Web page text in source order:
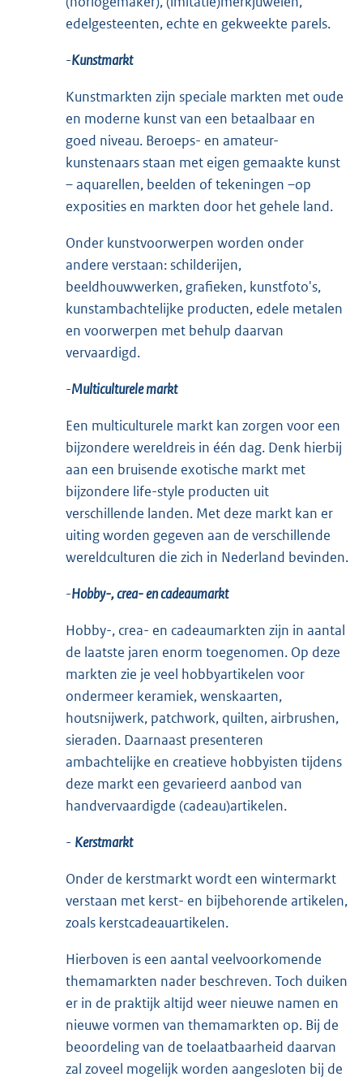
edelgesteenten, echte en gekweekte parels.
-Kunstmarkt
Kunstmarkten zijn speciale markten met oude
en moderne kunst van een betaalbaar en
goed niveau. Beroeps- en amateur-
kunstenaars staan met eigen gemaakte kunst
– aquarellen, beelden of tekeningen –op
exposities en markten door het gehele land.
Onder kunstvoorwerpen worden onder
andere verstaan: schilderijen,
beeldhouwwerken, grafieken, kunstfoto's,
kunstambachtelijke producten, edele metalen
en voorwerpen met behulp daarvan
vervaardigd.
-Multiculturele markt
Een multiculturele markt kan zorgen voor een
bijzondere wereldreis in één dag. Denk hierbij
aan een bruisende exotische markt met
bijzondere life-style producten uit
verschillende landen. Met deze markt kan er
uiting worden gegeven aan de verschillende
wereldculturen die zich in Nederland bevinden.
-Hobby-, crea- en cadeaumarkt
Hobby-, crea- en cadeaumarkten zijn in aantal
de laatste jaren enorm toegenomen. Op deze
markten zie je veel hobbyartikelen voor
ondermeer keramiek, wenskaarten,
houtsnijwerk, patchwork, quilten, airbrushen,
sieraden. Daarnaast presenteren
ambachtelijke en creatieve hobbyisten tijdens
deze markt een gevarieerd aanbod van
handvervaardigde (cadeau)artikelen.
- Kerstmarkt
Onder de kerstmarkt wordt een wintermarkt
verstaan met kerst- en bijbehorende artikelen,
zoals kerstcadeauartikelen.
Hierboven is een aantal veelvoorkomende
themamarkten nader beschreven. Toch duiken
er in de praktijk altijd weer nieuwe namen en
nieuwe vormen van themamarkten op. Bij de
beoordeling van de toelaatbaarheid daarvan
zal zoveel mogelijk worden aangesloten bij de